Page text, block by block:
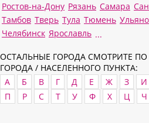
Ростов-на-Дону Рязань Самара
Тамбов Тверь Тула Тюмень
Челябинск Ярославль ...
ОСТАЛЬНЫЕ ГОРОДА СМОТРИТЕ
ГОРОДА / НАСЕЛЕННОГО ПУНКТА:
А
Б В Г Д Е Ж З И
П
Р С Т У Ф Х Ц Ч